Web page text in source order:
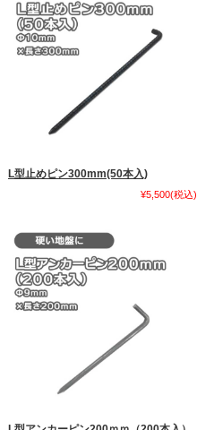
L型止めピン300mm(50本入)
¥5,500(税込)